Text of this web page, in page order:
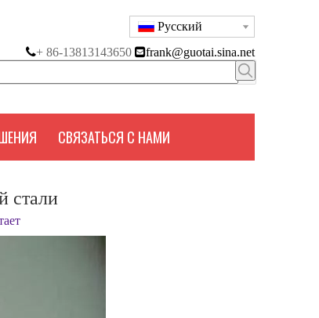
Pусский
+ 86-13813143650 frank@guotai.sina.net
СВЯЗАТЬСЯ С НАМИ
стали